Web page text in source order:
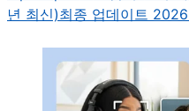
년 최신)최종 업데이트